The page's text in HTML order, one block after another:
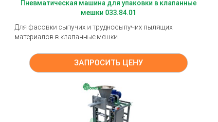
Пневматическая машина для упаковки в клапанные
мешки 033.84.01
Для фасовки сыпучих и трудносыпучих пылящих
материалов в клапанные мешки.
ЗАПРОСИТЬ ЦЕНУ